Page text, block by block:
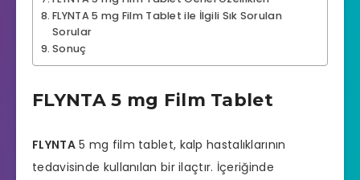
FLYNTA 5 mg Film Tablet ile İlgili Sık Sorulan
Sorular
Sonuç
FLYNTA 5 mg Film Tablet
FLYNTA5 mg film tablet, kalp hastalıklarının
tedavisinde kullanılan bir ilaçtır. İçeriğinde